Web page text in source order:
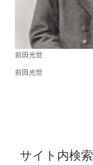
前田光世
前田光世
サイト内検索